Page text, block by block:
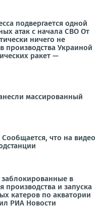
подвергается одной
атак с начала СВО От
ничего не
производства Украиной
ракет —
массированный
что на видео
в
производства и запуска
катеров по акватории
РИА Новости